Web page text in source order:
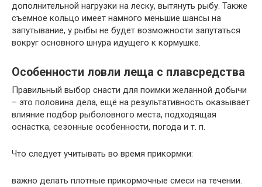
дополнительной нагрузки на леску, вытянуть рыбу. Также
съемное кольцо имеет намного меньшие шансы на
запутывание, у рыбы не будет возможности запутаться
вокруг основного шнура идущего к кормушке.
Особенности ловли леща с плавсредства
Правильный выбор снасти для поимки желанной добычи
– это половина дела, ещё на результативность оказывает
влияние подбор рыболовного места, подходящая
оснастка, сезонные особенности, погода и т. п.
Что следует учитывать во время прикормки:
важно делать плотные прикормочные смеси на течении.